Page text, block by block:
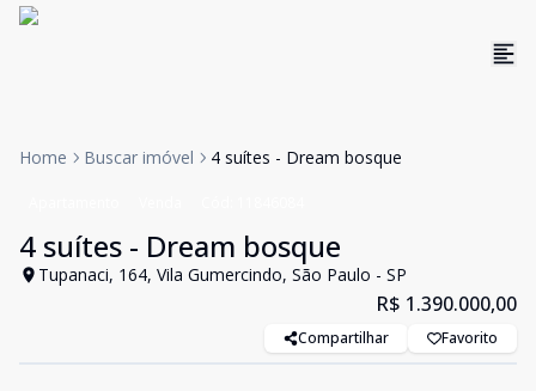
Home Buscar imóvel 4 suítes - Dream bosque
4 suítes - Dream bosque
Tupanaci, 164, Vila Gumercindo, São Paulo - SP
R$ 1.390.000,00
Compartilhar Favorito